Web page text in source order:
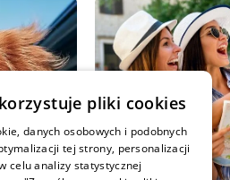
pliki cookies
danych osobowych i podobnych
tej strony, personalizacji
celu analizy statystycznej